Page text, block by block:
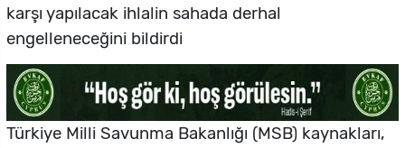
karşı yapılacak ihlalin sahada derhal
engelleneceğini bildirdi
Türkiye Milli Savunma Bakanlığı (MSB) kaynakları,